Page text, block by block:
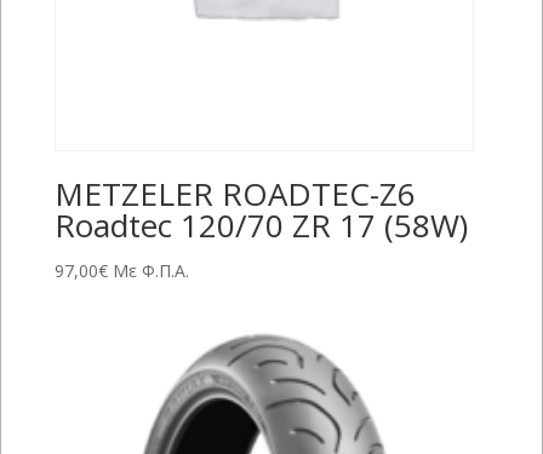
METZELER ROADTEC-Z6
Roadtec 120/70 ZR 17 (58W)
97,00€ Με Φ.Π.Α.